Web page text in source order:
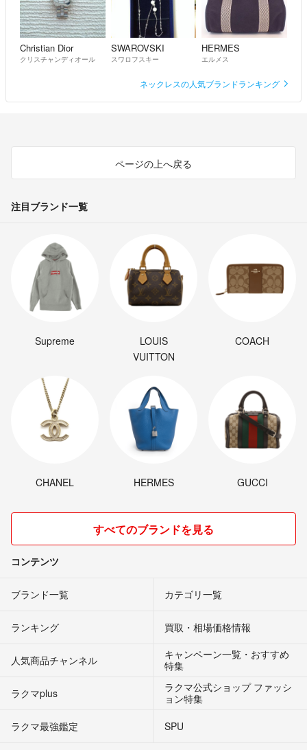
Christian Dior
クリスチャンディオール
SWAROVSKI
スワロフスキー
HERMES
エルメス
ネックレスの人気ブランドランキング
ページの上へ戻る
注目ブランド一覧
Supreme
LOUIS
VUITTON
COACH
CHANEL HERMES GUCCI
すべてのブランドを見る
コンテンツ
ブランド一覧 カテゴリ一覧
ランキング 買取・相場価格情報
人気商品チャンネル
キャンペーン一覧・おすすめ
特集
ラクマplus
ラクマ公式ショップ ファッシ
ョン特集
ラクマ最強鑑定
SPU